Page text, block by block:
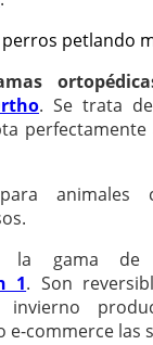
. Se trata
animales
la gama
1. Son
commerce las